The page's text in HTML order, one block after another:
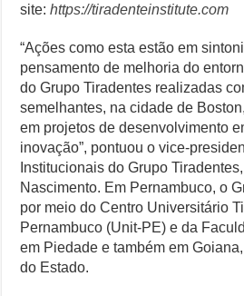
site:https://tiradenteinstitute.com
“Ações como esta estão em
pensamento de melhoria do
do Grupo Tiradentes realizadas
semelhantes, na cidade de
em projetos de desenvolvimento
inovação”, pontuou o vice-
Institucionais do Grupo
Nascimento. Em Pernambuco, o
por meio do Centro Universitário
Pernambuco (Unit-PE) e da
em Piedade e também em
do Estado.